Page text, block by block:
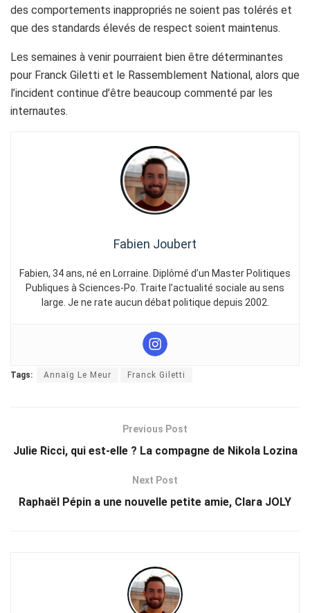
des comportements inappropriés ne soient pas tolérés et
que des standards élevés de respect soient maintenus.
Les semaines à venir pourraient bien être déterminantes
pour Franck Giletti et le Rassemblement National, alors que
l’incident continue d’être beaucoup commenté par les
internautes.
Fabien Joubert
Fabien, 34 ans, né en Lorraine. Diplômé d’un Master Politiques
Publiques à Sciences-Po. Traite l’actualité sociale au sens
large. Je ne rate aucun débat politique depuis 2002.
Tags: Annaïg Le Meur Franck Giletti
Previous Post
Julie Ricci, qui est-elle ? La compagne de Nikola Lozina
Next Post
Raphaël Pépin a une nouvelle petite amie, Clara JOLY